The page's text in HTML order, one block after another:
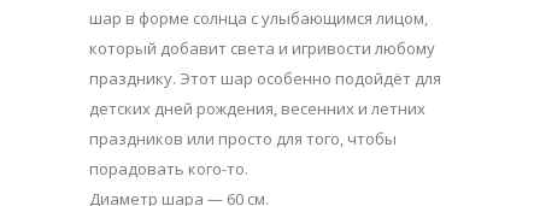
шар в форме солнца с улыбающимся лицом,
который добавит света и игривости любому
празднику. Этот шар особенно подойдёт для
детских дней рождения, весенних и летних
праздников или просто для того, чтобы
порадовать кого-то.
Диаметр шара — 60 см.